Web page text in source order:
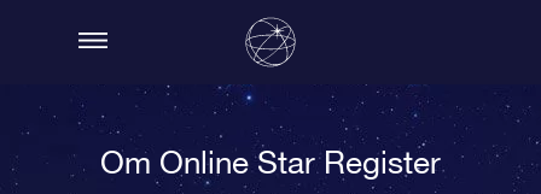
Om Online Star Register